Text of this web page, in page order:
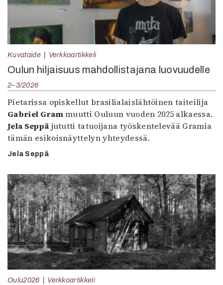
Kuvataide Verkkoartikkeli
Oulun hiljaisuus mahdollistajana luovuudelle
2–3/2026
Pietarissa opiskellut brasilialaislähtöinen taiteilija
Gabriel Grammuutti Ouluun vuoden 2025 alkaessa.
Jela Seppä jututti tatuoijana työskentelevää Gramia
tämän esikoisnäyttelyn yhteydessä.
Jela Seppä
Oulu2026 Verkkoartikkeli